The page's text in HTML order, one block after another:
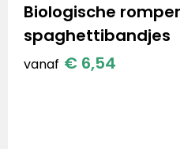
Biologische romper
spaghettibandjes
vanaf € 6,54